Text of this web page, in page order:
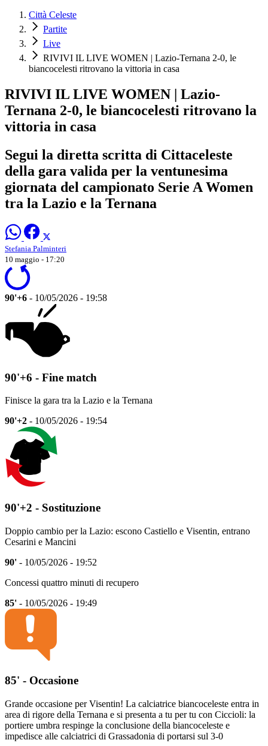
Città Celeste
Partite
Live
RIVIVI IL LIVE WOMEN | Lazio-Ternana 2-0, le
biancocelesti ritrovano la vittoria in casa
RIVIVI IL LIVE WOMEN | Lazio-
Ternana 2-0, le biancocelesti ritrovano la
vittoria in casa
Segui la diretta scritta di Cittaceleste
della gara valida per la ventunesima
giornata del campionato Serie A Women
tra la Lazio e la Ternana
Stefania Palminteri
10 maggio - 17:20
90'+6 - 10/05/2026 - 19:58
90'+6 - Fine match
Finisce la gara tra la Lazio e la Ternana
90'+2 - 10/05/2026 - 19:54
90'+2 - Sostituzione
Doppio cambio per la Lazio: escono Castiello e Visentin, entrano
Cesarini e Mancini
90' - 10/05/2026 - 19:52
Concessi quattro minuti di recupero
85' - 10/05/2026 - 19:49
85' - Occasione
Grande occasione per Visentin! La calciatrice biancoceleste entra in
area di rigore della Ternana e si presenta a tu per tu con Ciccioli: la
portiere umbra respinge la conclusione della biancoceleste e
impedisce alle calciatrici di Grassadonia di portarsi sul 3-0